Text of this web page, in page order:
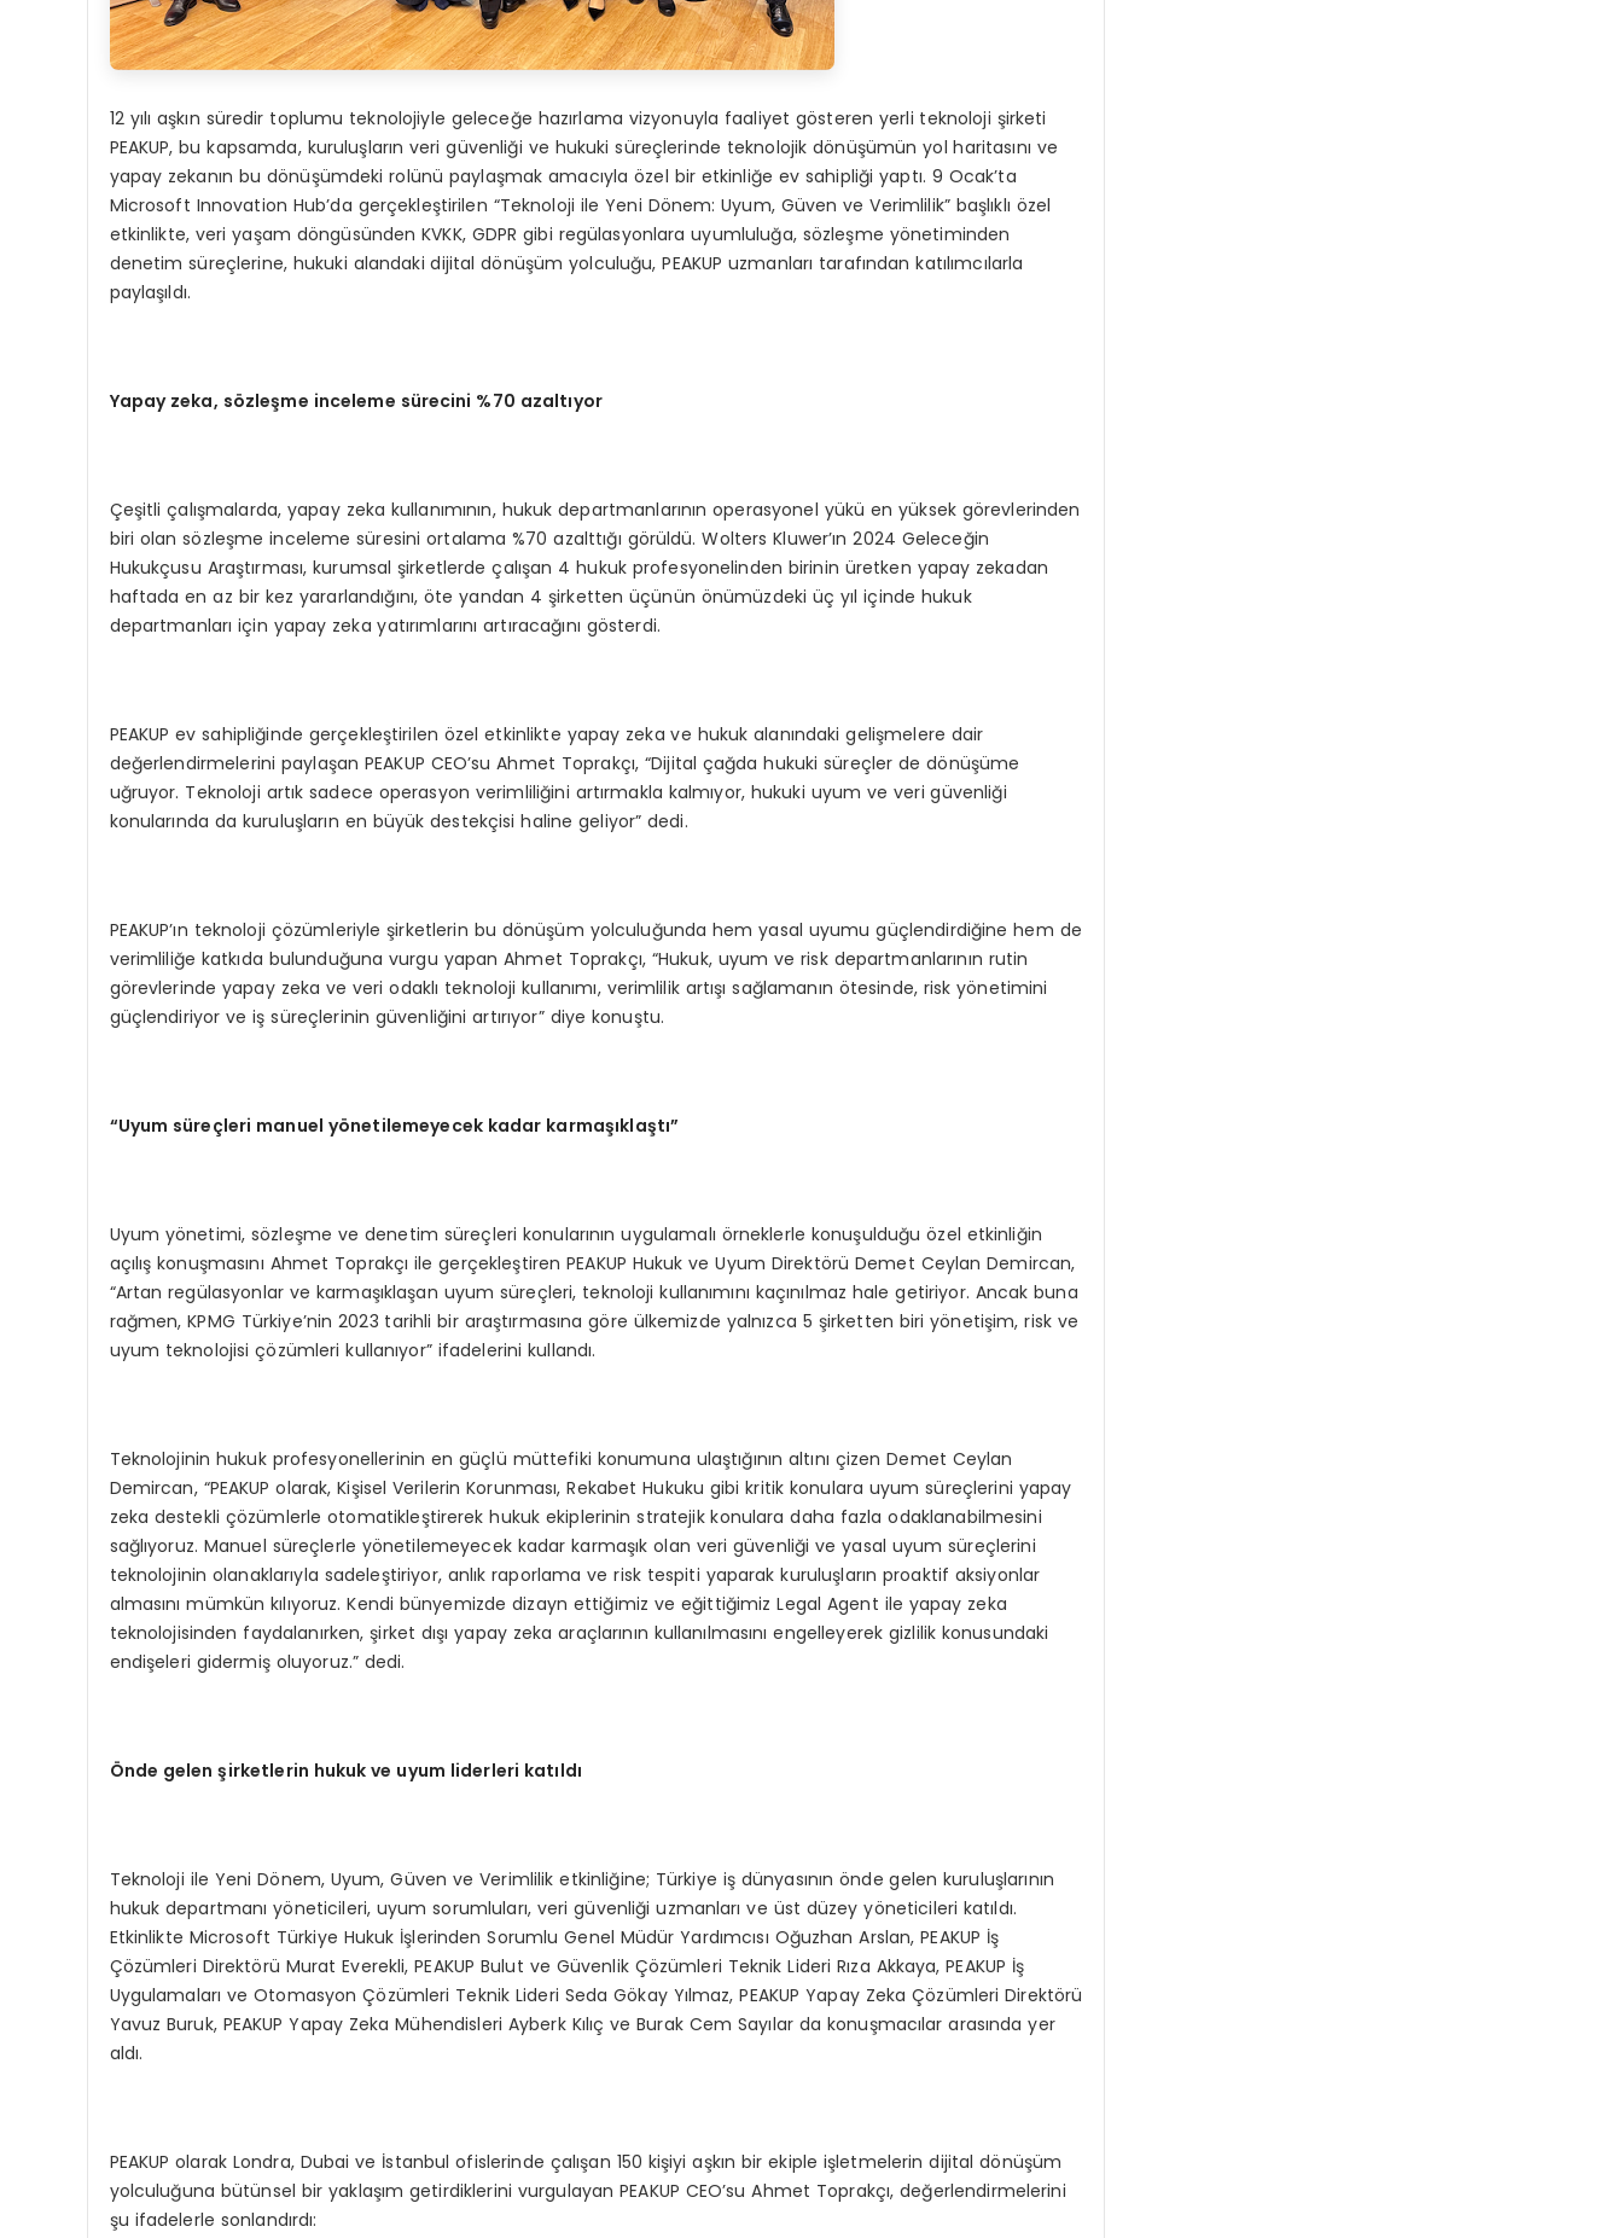
12 yılı aşkın süredir toplumu teknolojiyle geleceğe hazırlama vizyonuyla faaliyet gösteren yerli teknoloji şirketi
PEAKUP, bu kapsamda, kuruluşların veri güvenliği ve hukuki süreçlerinde teknolojik dönüşümün yol haritasını ve
yapay zekanın bu dönüşümdeki rolünü paylaşmak amacıyla özel bir etkinliğe ev sahipliği yaptı. 9 Ocak’ta
Microsoft Innovation Hub’da gerçekleştirilen “Teknoloji ile Yeni Dönem: Uyum, Güven ve Verimlilik” başlıklı özel
etkinlikte, veri yaşam döngüsünden KVKK, GDPR gibi regülasyonlara uyumluluğa, sözleşme yönetiminden
denetim süreçlerine, hukuki alandaki dijital dönüşüm yolculuğu, PEAKUP uzmanları tarafından katılımcılarla
paylaşıldı.
Yapay zeka, sözleşme inceleme sürecini %70 azaltıyor
Çeşitli çalışmalarda, yapay zeka kullanımının, hukuk departmanlarının operasyonel yükü en yüksek görevlerinden
biri olan sözleşme inceleme süresini ortalama %70 azalttığı görüldü. Wolters Kluwer’ın 2024 Geleceğin
Hukukçusu Araştırması, kurumsal şirketlerde çalışan 4 hukuk profesyonelinden birinin üretken yapay zekadan
haftada en az bir kez yararlandığını, öte yandan 4 şirketten üçünün önümüzdeki üç yıl içinde hukuk
departmanları için yapay zeka yatırımlarını artıracağını gösterdi.
PEAKUP ev sahipliğinde gerçekleştirilen özel etkinlikte yapay zeka ve hukuk alanındaki gelişmelere dair
değerlendirmelerini paylaşan PEAKUP CEO’su Ahmet Toprakçı, “Dijital çağda hukuki süreçler de dönüşüme
uğruyor. Teknoloji artık sadece operasyon verimliliğini artırmakla kalmıyor, hukuki uyum ve veri güvenliği
konularında da kuruluşların en büyük destekçisi haline geliyor” dedi.
PEAKUP’ın teknoloji çözümleriyle şirketlerin bu dönüşüm yolculuğunda hem yasal uyumu güçlendirdiğine hem de
verimliliğe katkıda bulunduğuna vurgu yapan Ahmet Toprakçı, “Hukuk, uyum ve risk departmanlarının rutin
görevlerinde yapay zeka ve veri odaklı teknoloji kullanımı, verimlilik artışı sağlamanın ötesinde, risk yönetimini
güçlendiriyor ve iş süreçlerinin güvenliğini artırıyor” diye konuştu.
“Uyum süreçleri manuel yönetilemeyecek kadar karmaşıklaştı”
Uyum yönetimi, sözleşme ve denetim süreçleri konularının uygulamalı örneklerle konuşulduğu özel etkinliğin
açılış konuşmasını Ahmet Toprakçı ile gerçekleştiren PEAKUP Hukuk ve Uyum Direktörü Demet Ceylan Demircan,
“Artan regülasyonlar ve karmaşıklaşan uyum süreçleri, teknoloji kullanımını kaçınılmaz hale getiriyor. Ancak buna
rağmen, KPMG Türkiye’nin 2023 tarihli bir araştırmasına göre ülkemizde yalnızca 5 şirketten biri yönetişim, risk ve
uyum teknolojisi çözümleri kullanıyor” ifadelerini kullandı.
Teknolojinin hukuk profesyonellerinin en güçlü müttefiki konumuna ulaştığının altını çizen Demet Ceylan
Demircan, “PEAKUP olarak, Kişisel Verilerin Korunması, Rekabet Hukuku gibi kritik konulara uyum süreçlerini yapay
zeka destekli çözümlerle otomatikleştirerek hukuk ekiplerinin stratejik konulara daha fazla odaklanabilmesini
sağlıyoruz. Manuel süreçlerle yönetilemeyecek kadar karmaşık olan veri güvenliği ve yasal uyum süreçlerini
teknolojinin olanaklarıyla sadeleştiriyor, anlık raporlama ve risk tespiti yaparak kuruluşların proaktif aksiyonlar
almasını mümkün kılıyoruz. Kendi bünyemizde dizayn ettiğimiz ve eğittiğimiz Legal Agent ile yapay zeka
teknolojisinden faydalanırken, şirket dışı yapay zeka araçlarının kullanılmasını engelleyerek gizlilik konusundaki
endişeleri gidermiş oluyoruz.” dedi.
Önde gelen şirketlerin hukuk ve uyum liderleri katıldı
Teknoloji ile Yeni Dönem, Uyum, Güven ve Verimlilik etkinliğine; Türkiye iş dünyasının önde gelen kuruluşlarının
hukuk departmanı yöneticileri, uyum sorumluları, veri güvenliği uzmanları ve üst düzey yöneticileri katıldı.
Etkinlikte Microsoft Türkiye Hukuk İşlerinden Sorumlu Genel Müdür Yardımcısı Oğuzhan Arslan, PEAKUP İş
Çözümleri Direktörü Murat Everekli, PEAKUP Bulut ve Güvenlik Çözümleri Teknik Lideri Rıza Akkaya, PEAKUP İş
Uygulamaları ve Otomasyon Çözümleri Teknik Lideri Seda Gökay Yılmaz, PEAKUP Yapay Zeka Çözümleri Direktörü
Yavuz Buruk, PEAKUP Yapay Zeka Mühendisleri Ayberk Kılıç ve Burak Cem Sayılar da konuşmacılar arasında yer
aldı.
PEAKUP olarak Londra, Dubai ve İstanbul ofislerinde çalışan 150 kişiyi aşkın bir ekiple işletmelerin dijital dönüşüm
yolculuğuna bütünsel bir yaklaşım getirdiklerini vurgulayan PEAKUP CEO’su Ahmet Toprakçı, değerlendirmelerini
şu ifadelerle sonlandırdı: